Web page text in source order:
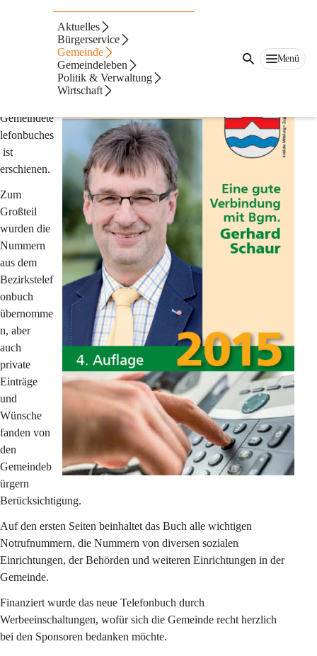
Aktuelles
Bürgerservice
Gemeinde
Gemeindeleben
Politik & Verwaltung
Wirtschaft
Menü
Telefonbuch
4. Auflage des Gemeindetelefonbuches
Gemeindete
lefonbuches
ist
erschienen.
Zum
Großteil
wurden die
Nummern
aus dem
Bezirkstelef
onbuch
übernomme
n, aber
auch
private
Einträge
und
Wünsche
fanden von
den
Gemeindeb
ürgern
Berücksichtigung.
Auf den ersten Seiten beinhaltet das Buch alle wichtigen
Notrufnummern, die Nummern von diversen sozialen
Einrichtungen, der Behörden und weiteren Einrichtungen in der
Gemeinde.
Finanziert wurde das neue Telefonbuch durch
Werbeeinschaltungen, wofür sich die Gemeinde recht herzlich
bei den Sponsoren bedanken möchte.